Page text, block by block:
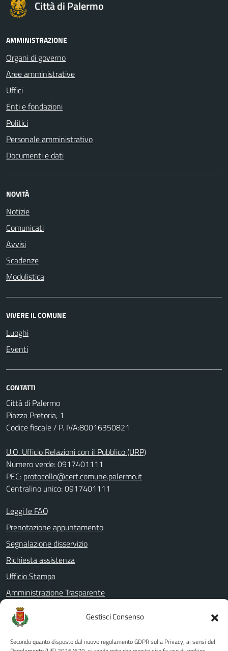
Gestisci Consenso
Secondo quanto disposto dal nuovo regolamento GDPR sulla Privacy, ai sensi del
Città di Palermo
AMMINISTRAZIONE
Organi di governo
Aree amministrative
Uffici
Enti e fondazioni
Politici
Personale amministrativo
Documenti e dati
NOVITÀ
Notizie
Comunicati
Avvisi
Scadenze
Modulistica
VIVERE IL COMUNE
Luoghi
Eventi
CONTATTI
Città di Palermo
Piazza Pretoria, 1
Codice fiscale / P. IVA:80016350821
U.O. Ufficio Relazioni con il Pubblico (URP)
Numero verde: 0917401111
PEC: protocollo@cert.comune.palermo.it
Centralino unico: 0917401111
Leggi le FAQ
Prenotazione appuntamento
Segnalazione disservizio
Richiesta assistenza
Ufficio Stampa
Amministrazione Trasparente
Albo pretorio
Informativa privacy
Note legali